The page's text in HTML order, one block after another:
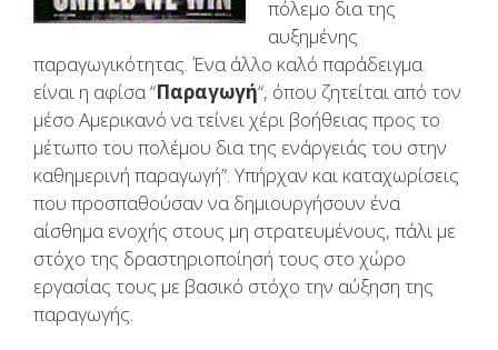
πόλεμο δια της
αυξημένης
παραγωγικότητας. Ένα άλλο καλό παράδειγμα
είναι η αφίσα “Παραγωγή“, όπου ζητείται από τον
μέσο Αμερικανό να τείνει χέρι βοήθειας προς το
μέτωπο του πολέμου δια της ενάργειάς του στην
καθημερινή παραγωγή”. Υπήρχαν και καταχωρίσεις
που προσπαθούσαν να δημιουργήσουν ένα
αίσθημα ενοχής στους μη στρατευμένους, πάλι με
στόχο της δραστηριοποίησή τους στο χώρο
εργασίας τους με βασικό στόχο την αύξηση της
παραγωγής.